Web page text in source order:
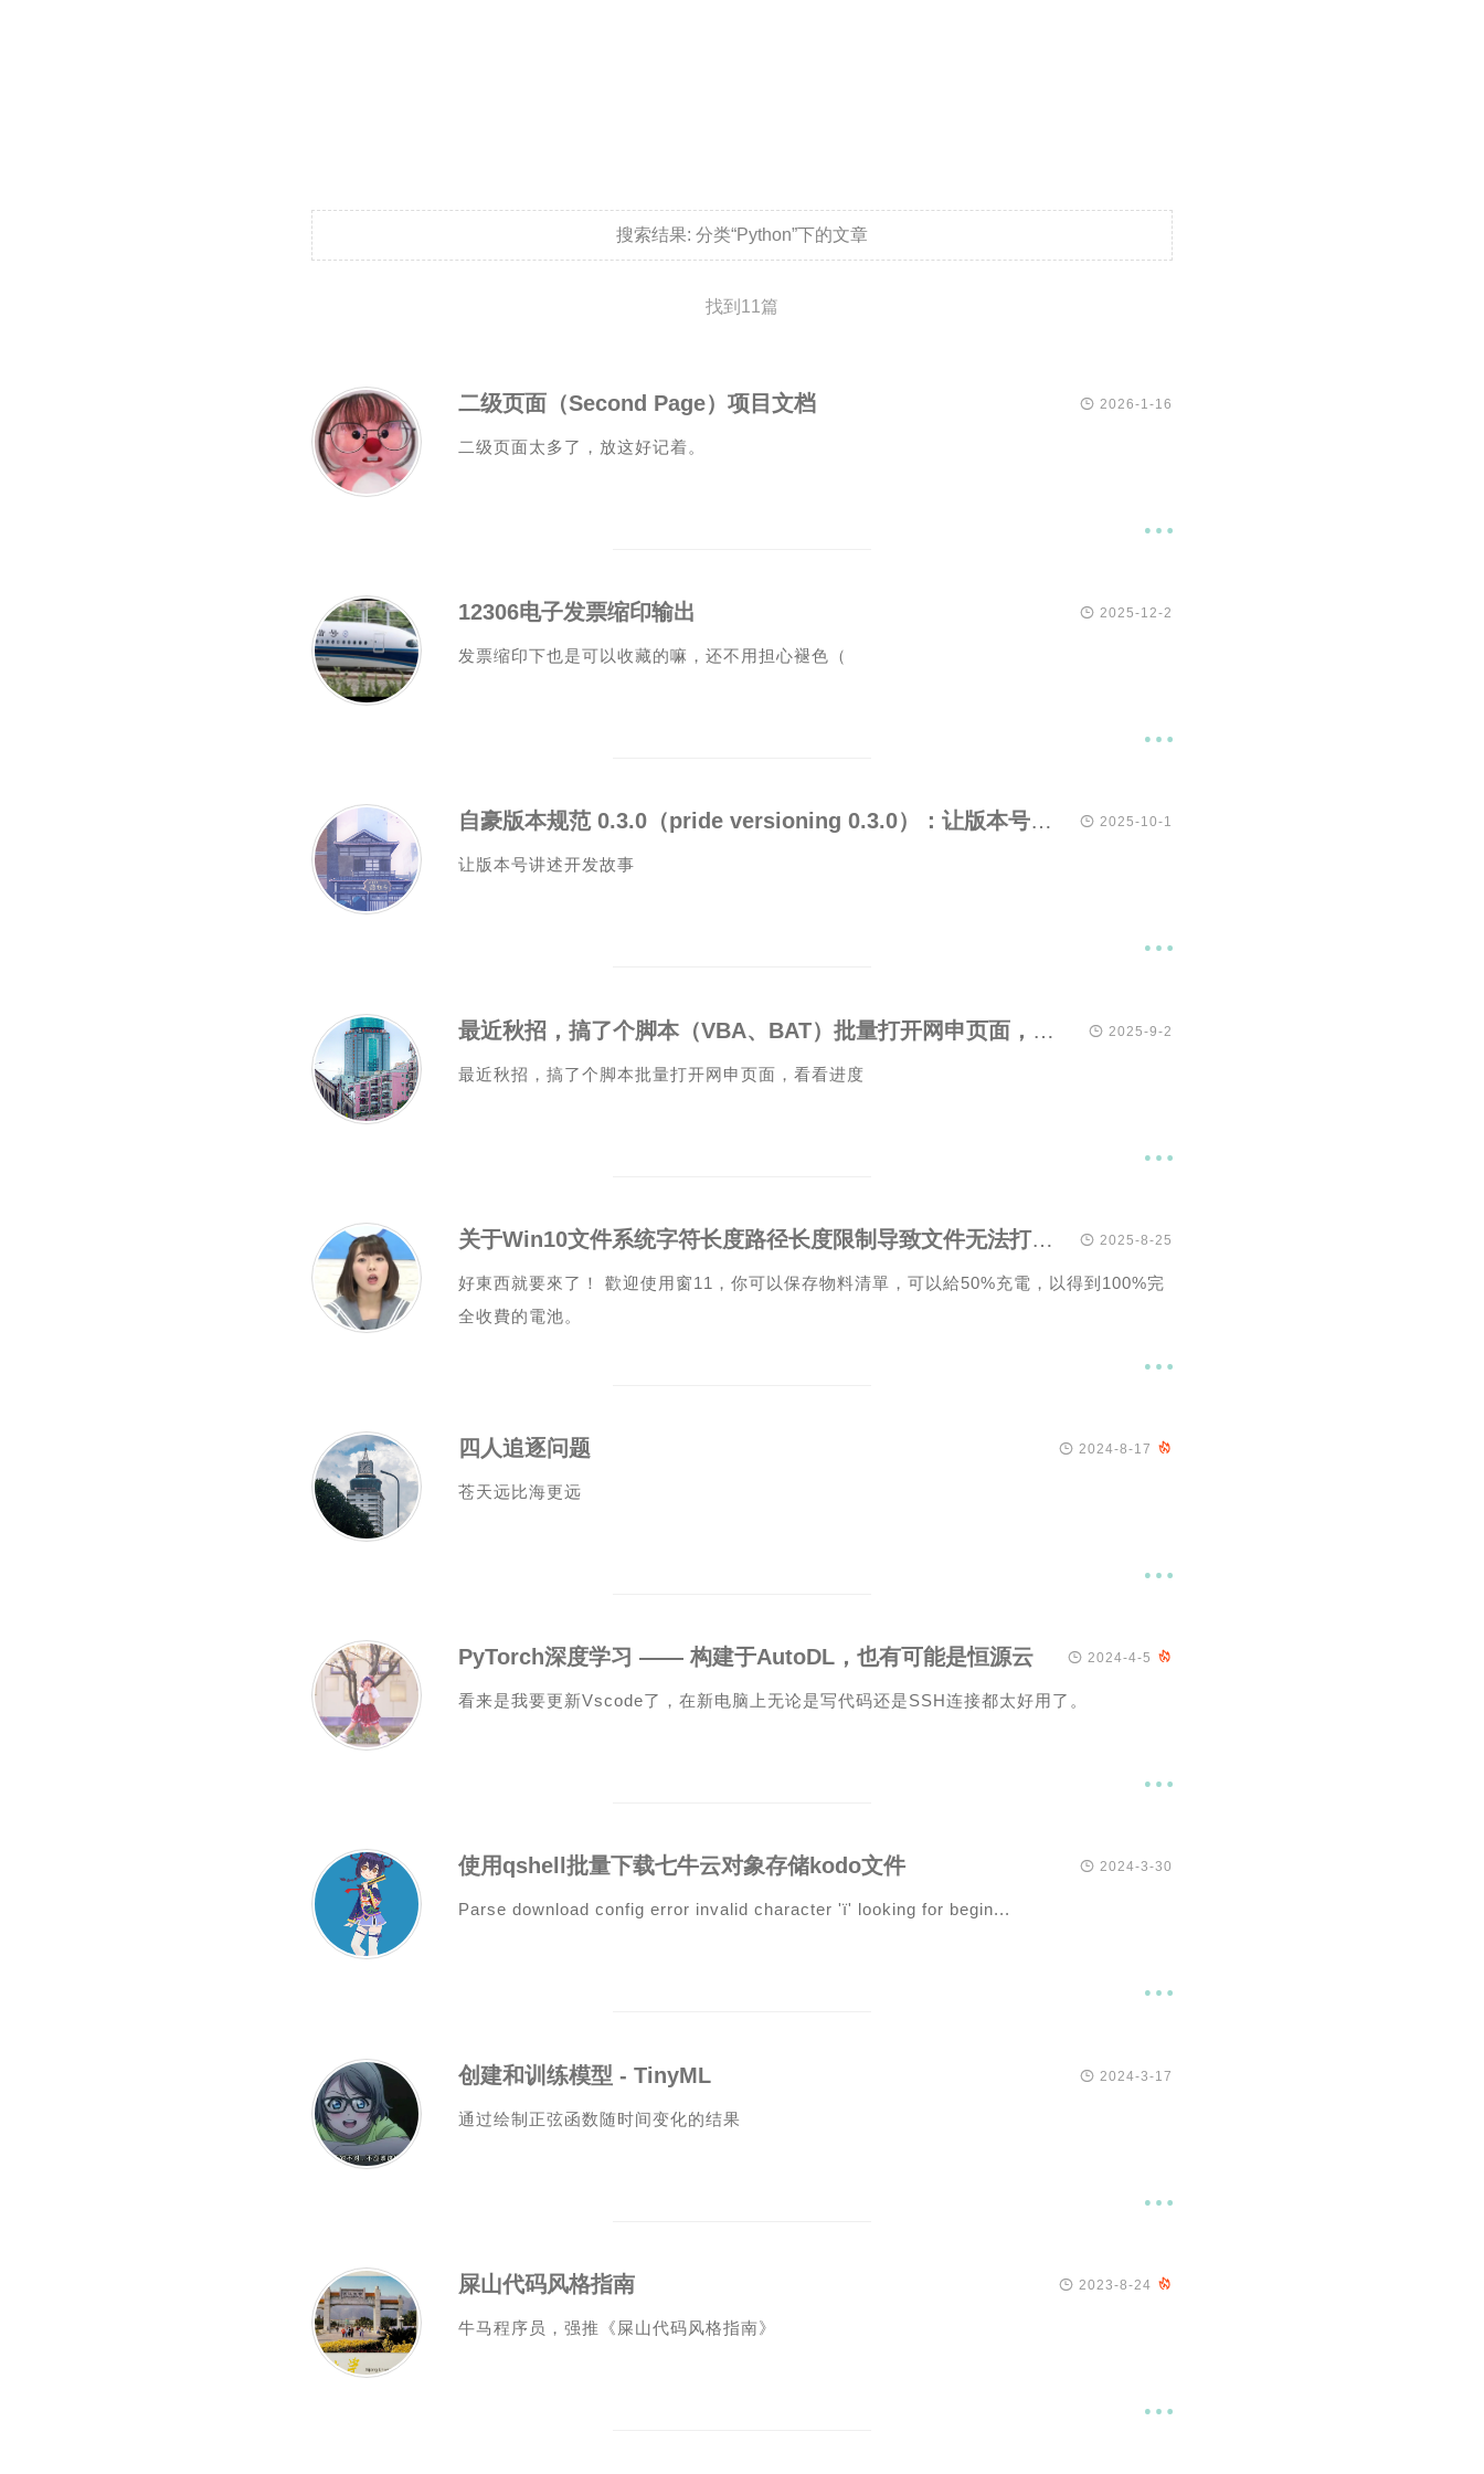
搜索结果: 分类“Python”下的文章
找到11篇
二级页面（Second Page）项目文档  2026-1-16
二级页面太多了，放这好记着。

12306电子发票缩印输出  2025-12-2
发票缩印下也是可以收藏的嘛，还不用担心褪色（

自豪版本规范 0.3.0（pride versioning 0.3.0）：让版本号讲述开发故事  2025-10-1
让版本号讲述开发故事

最近秋招，搞了个脚本（VBA、BAT）批量打开网申页面，看看进度  2025-9-2
最近秋招，搞了个脚本批量打开网申页面，看看进度

关于Win10文件系统字符长度路径长度限制导致文件无法打开删除与重命名的问题  2025-8-25
好東西就要來了！ 歡迎使用窗11，你可以保存物料清單，可以給50%充電，以得到100%完
全收費的電池。

四人追逐问题  2024-8-17 
苍天远比海更远

PyTorch深度学习 —— 构建于AutoDL，也有可能是恒源云  2024-4-5 
看来是我要更新Vscode了，在新电脑上无论是写代码还是SSH连接都太好用了。

使用qshell批量下载七牛云对象存储kodo文件  2024-3-30
Parse download config error invalid character 'ï' looking for begin...

创建和训练模型 - TinyML  2024-3-17
通过绘制正弦函数随时间变化的结果

屎山代码风格指南  2023-8-24 
牛马程序员，强推《屎山代码风格指南》
